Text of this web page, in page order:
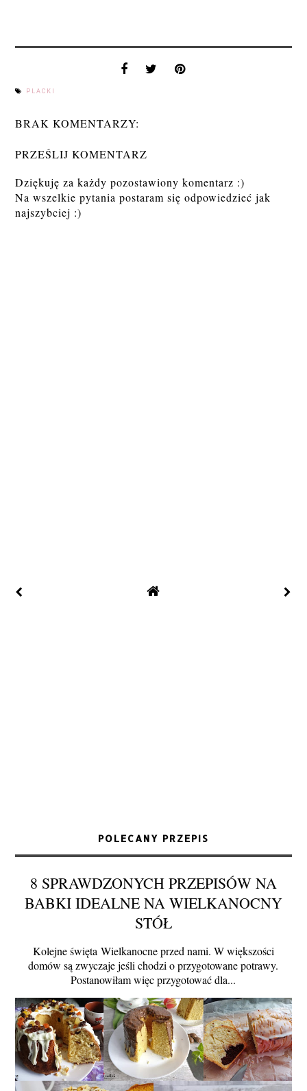
PLACKI
BRAK KOMENTARZY:
PRZEŚLIJ KOMENTARZ
Dziękuję za każdy pozostawiony komentarz :)
Na wszelkie pytania postaram się odpowiedzieć jak
najszybciej :)
POLECANY PRZEPIS
8 SPRAWDZONYCH PRZEPISÓW NA
BABKI IDEALNE NA WIELKANOCNY
STÓŁ
Kolejne święta Wielkanocne przed nami. W większości
domów są zwyczaje jeśli chodzi o przygotowane potrawy.
Postanowiłam więc przygotować dla...